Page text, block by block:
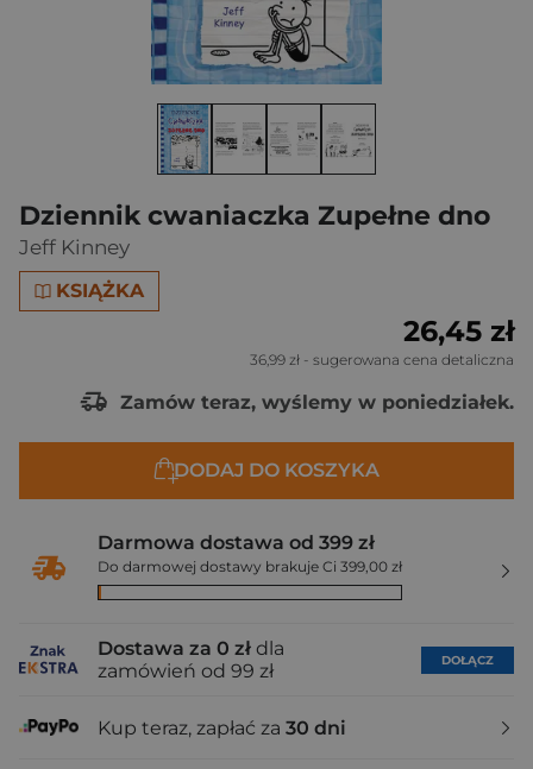
Dziennik cwaniaczka Zupełne dno
Jeff Kinney
KSIĄŻKA
26,45 zł
36,99 zł - sugerowana cena detaliczna
Zamów teraz, wyślemy w poniedziałek.
DODAJ DO KOSZYKA
Darmowa dostawa od 399 zł
Do darmowej dostawy brakuje Ci 399,00 zł
Dostawa za 0 zł dla
zamówień od 99 zł
DOŁĄCZ
Kup teraz, zapłać za 30 dni